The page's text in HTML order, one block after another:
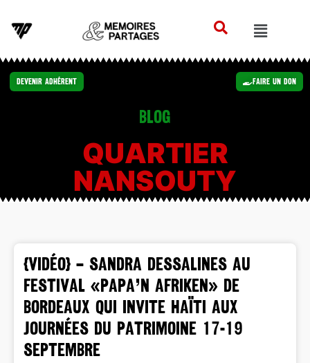
Devenir Adhérent Faire un Don
Blog
QUARTIER
NANSOUTY
{VIDÉO} – Sandra Dessalines au
festival «Papa’N Afriken» de
Bordeaux qui invite Haïti aux
journées du patrimoine 17-19
septembre